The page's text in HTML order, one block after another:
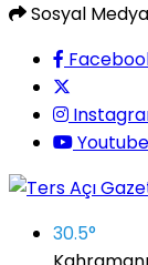
Sosyal Medya
Youtube
30.5°